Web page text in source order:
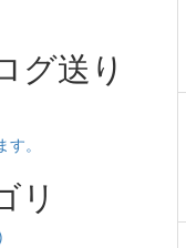
グ送り
リ